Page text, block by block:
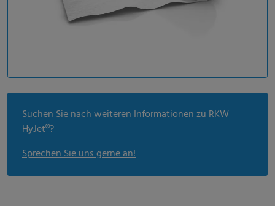
Suchen Sie nach weiteren Informationen zu RKW
HyJet®?
Sprechen Sie uns gerne an!